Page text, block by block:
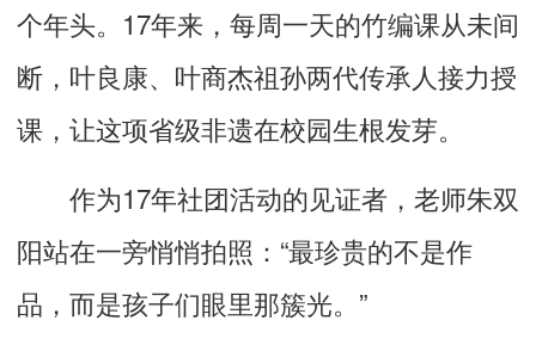
个年头。17年来，每周一天的竹编课从未间
断，叶良康、叶商杰祖孙两代传承人接力授
课，让这项省级非遗在校园生根发芽。
作为17年社团活动的见证者，老师朱双
阳站在一旁悄悄拍照：“最珍贵的不是作
品，而是孩子们眼里那簇光。”